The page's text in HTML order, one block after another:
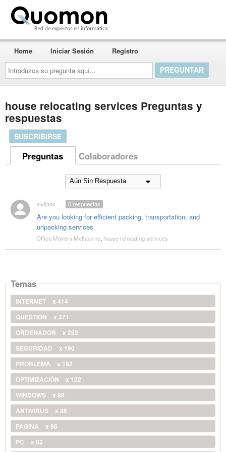
Introduzca
su
pregunta
aquí...
Home Iniciar Sesión Registro
house relocating services Preguntas y
respuestas
SUSCRIBIRSE
Preguntas Colaboradores
Invitado
Are you looking for efficient packing, transportation, and
unpacking services
0respuestas
Office Movers Melbourne, house relocating services
Temas
INTERNET
x 414
QUESTION
x 371
ORDENADOR
x 252
SEGURIDAD
x 190
PROBLEMA
x 182
OPTIMIZACIÓN
x 122
WINDOWS
x 88
ANTIVIRUS
x 86
PAGINA
x 85
PC
x 82